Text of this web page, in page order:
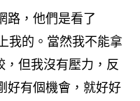
路，他們是看了
我的。當然我不能拿
，但我沒有壓力，反
好有個機會，就好好